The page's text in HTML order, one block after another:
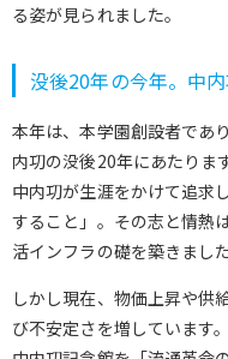
る姿が見られました。
没後20年の今年。中
本年は、本学園創設者であ
内㓛の没後20年にあたります
中内㓛が生涯をかけて追求
すること」。その志と情熱
活インフラの礎を築きました
しかし現在、物価上昇や供
び不安定さを増しています